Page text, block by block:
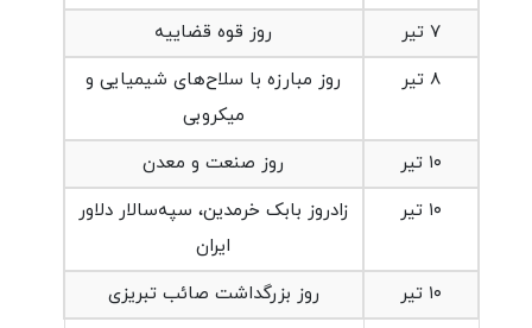
۷ تیر
روز قوه قضاییه
8 تیر
روز مبارزه با سلاح‌های شیمیایی و
میکروبی
۱۰ تیر
روز صنعت و معدن
۱۰ تیر
زادروز بابک خرمدین، سپه‌سالار دلاور
ایران
۱۰ تیر
روز بزرگداشت صائب تبریزی